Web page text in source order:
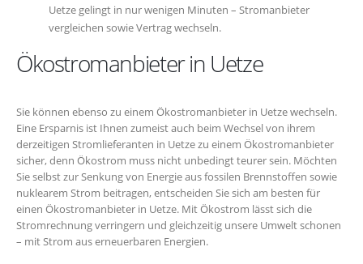
Uetze gelingt in nur wenigen Minuten – Stromanbieter
vergleichen sowie Vertrag wechseln.
Ökostromanbieter in Uetze
Sie können ebenso zu einem Ökostromanbieter in Uetze wechseln.
Eine Ersparnis ist Ihnen zumeist auch beim Wechsel von ihrem
derzeitigen Stromlieferanten in Uetze zu einem Ökostromanbieter
sicher, denn Ökostrom muss nicht unbedingt teurer sein. Möchten
Sie selbst zur Senkung von Energie aus fossilen Brennstoffen sowie
nuklearem Strom beitragen, entscheiden Sie sich am besten für
einen Ökostromanbieter in Uetze. Mit Ökostrom lässt sich die
Stromrechnung verringern und gleichzeitig unsere Umwelt schonen
– mit Strom aus erneuerbaren Energien.